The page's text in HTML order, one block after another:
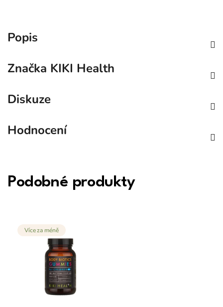
Popis
Značka KIKI Health
Diskuze
Hodnocení
Podobné produkty
Více za méně